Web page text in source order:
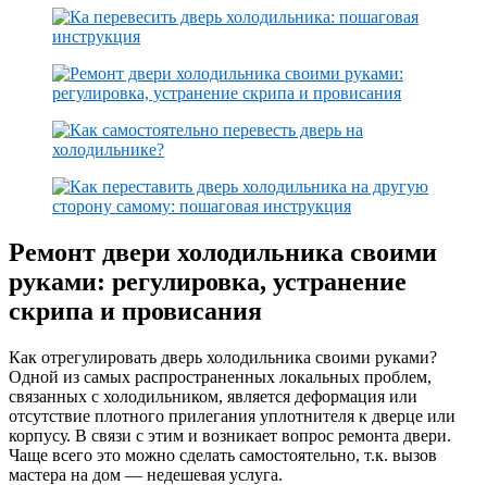
Ремонт двери холодильника своими
руками: регулировка, устранение
скрипа и провисания
Как отрегулировать дверь холодильника своими руками?
Одной из самых распространенных локальных проблем,
связанных с холодильником, является деформация или
отсутствие плотного прилегания уплотнителя к дверце или
корпусу. В связи с этим и возникает вопрос ремонта двери.
Чаще всего это можно сделать самостоятельно, т.к. вызов
мастера на дом — недешевая услуга.